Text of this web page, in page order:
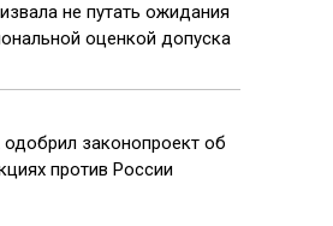
не путать ожидания
оценкой допуска
законопроект об
против России